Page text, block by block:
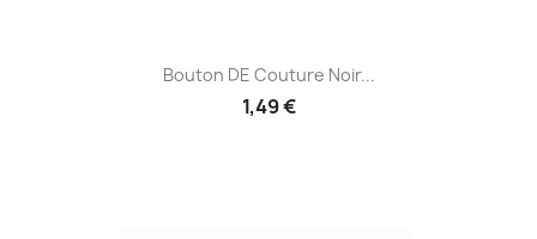
Bouton DE Couture Noir...
1,49 €